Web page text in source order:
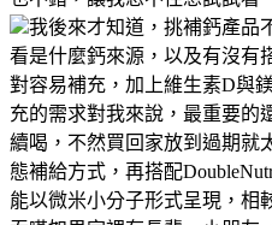
我後來才知道，挑補鈣產品
看是什麼鈣來源，以及有沒有
對容易補充，加上維生素D與
充的需求對我來說，最重要的
續喝，不然買回家放到過期就
態補給方式，再搭配
能以微米小分子形式呈現，相